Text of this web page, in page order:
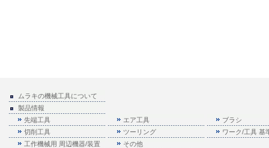
ムラキの機械工具について
製品情報
先端工具
エア工具
ブラシ
切削工具
ツーリング
ワーク/工具 基
工作機械用 周辺機器/装置
その他